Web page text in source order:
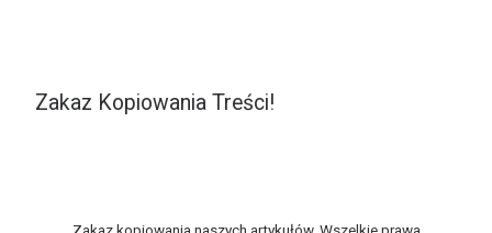
Zakaz Kopiowania Treści!
Zakaz kopiowania naszych artykułów. Wszelkie prawa